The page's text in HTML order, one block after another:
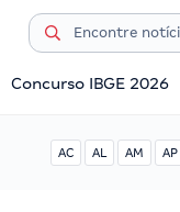
Concurso IBGE 2026
AC AL AM AP